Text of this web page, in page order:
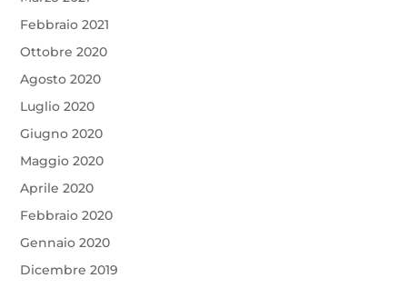
Febbraio 2021
Ottobre 2020
Agosto 2020
Luglio 2020
Giugno 2020
Maggio 2020
Aprile 2020
Febbraio 2020
Gennaio 2020
Dicembre 2019